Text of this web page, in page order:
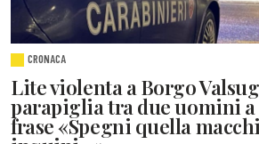
CRONACA
Lite violenta a Borgo
parapiglia tra due uomini a
frase «Spegni quella